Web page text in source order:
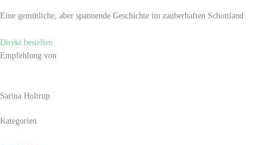
Eine gemütliche, aber spannende Geschichte im zauberhaften Schottland
Direkt bestellen
Empfehlung von
Sarina Holtrup
Kategorien